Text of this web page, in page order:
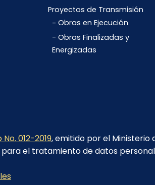
Proyectos de Transmisión
Obras en Ejecución
Obras Finalizadas y
Energizadas
012-2019, emitido por el Ministerio
el tratamiento de datos